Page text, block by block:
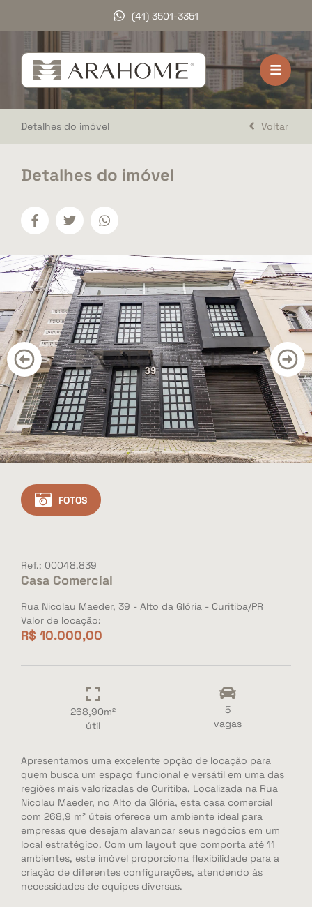
(41) 3501-3351
HOME
VENDA
LOCAÇÃO
A ARAHOME
TRABALHE CONOSCO
DEPOIMENTOS
CONTATO
BLOG
Cadastre seu imóvel
Área do Cliente
Vendas: (41) 3501-3351
Detalhes do imóvel Voltar
Detalhes do imóvel
FOTOS
Ref.: 00048.839
Casa Comercial
Rua Nicolau Maeder, 39 - Alto da Glória - Curitiba/PR
Valor de locação:
R$ 10.000,00
268,90m²
útil
5
vagas
Apresentamos uma excelente opção de locação para
quem busca um espaço funcional e versátil em uma das
regiões mais valorizadas de Curitiba. Localizada na Rua
Nicolau Maeder, no Alto da Glória, esta casa comercial
com 268,9 m² úteis oferece um ambiente ideal para
empresas que desejam alavancar seus negócios em um
local estratégico. Com um layout que comporta até 11
ambientes, este imóvel proporciona flexibilidade para a
criação de diferentes configurações, atendendo às
necessidades de equipes diversas.